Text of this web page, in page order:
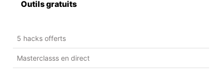
Outils gratuits
5 hacks offerts
Masterclasss en direct